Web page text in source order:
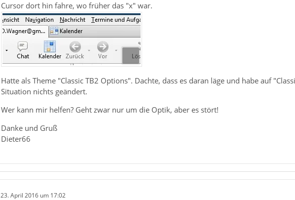
Cursor dort hin fahre, wo früher das "x" war.
Hatte als Theme "Classic TB2 Options". Dachte, dass es daran läge und habe auf
Situation nichts geändert.
Wer kann mir helfen? Geht zwar nur um die Optik, aber es stört!
Danke und Gruß
Dieter66
23. April 2016 um 17:02